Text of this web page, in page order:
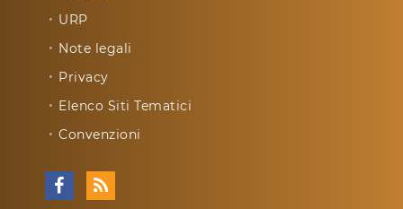
URP
Note legali
Privacy
Elenco Siti Tematici
Convenzioni